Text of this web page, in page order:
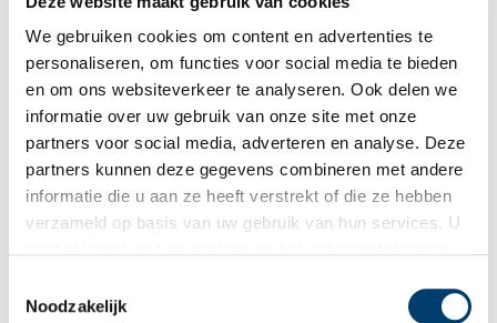
We gebruiken cookies om content en advertenties te
personaliseren, om functies voor social media te bieden
en om ons websiteverkeer te analyseren. Ook delen we
informatie over uw gebruik van onze site met onze
partners voor social media, adverteren en analyse. Deze
partners kunnen deze gegevens combineren met andere
informatie die u aan ze heeft verstrekt of die ze hebben
verzameld op basis van uw gebruik van hun services. U
Noodzakelijk
Sloop van de Hembrug in 1983. Beeld: Gemeentearchief Zaanstad
In stukken
Liefhebbers van treinen, bruggen, technisch vernuft en
nostalgisch verleden kregen begin jaren tachtig de schrik van hun
leven toen bekend werd dat de Hembrug zou worden gesloopt.
De bouw van de Hemspoortunnel onder het Noordzeekanaal
van de vorige eeuw, waarover dagelijks tientallen treinen
ratelden. De brug was overbodig geworden en acties voor het